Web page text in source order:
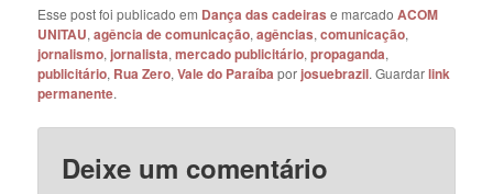
Esse post foi publicado em Dança das cadeiras e marcadoACOM
UNITAU,agência de comunicação,agências,comunicação,
jornalismo,jornalista,mercado publicitário,propaganda,
publicitário, Rua Zero,Vale do Paraíba porjosuebrazil. Guardarlink
permanente.
Deixe um comentário